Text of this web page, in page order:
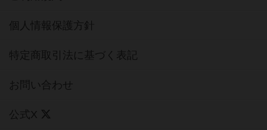
個人情報保護方針
特定商取引法に基づく表記
お問い合わせ
公式X